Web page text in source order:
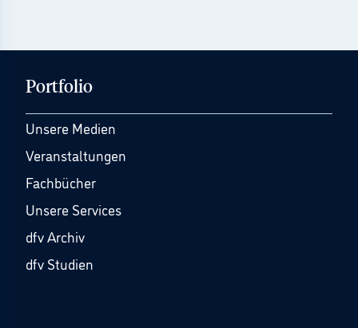
Portfolio
Unsere Medien
Veranstaltungen
Fachbücher
Unsere Services
dfv Archiv
dfv Studien